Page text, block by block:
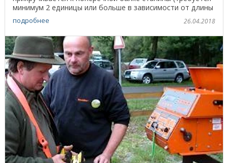
минимум 2 единицы или больше в зависимости от длины
подробнее 26.04.2018